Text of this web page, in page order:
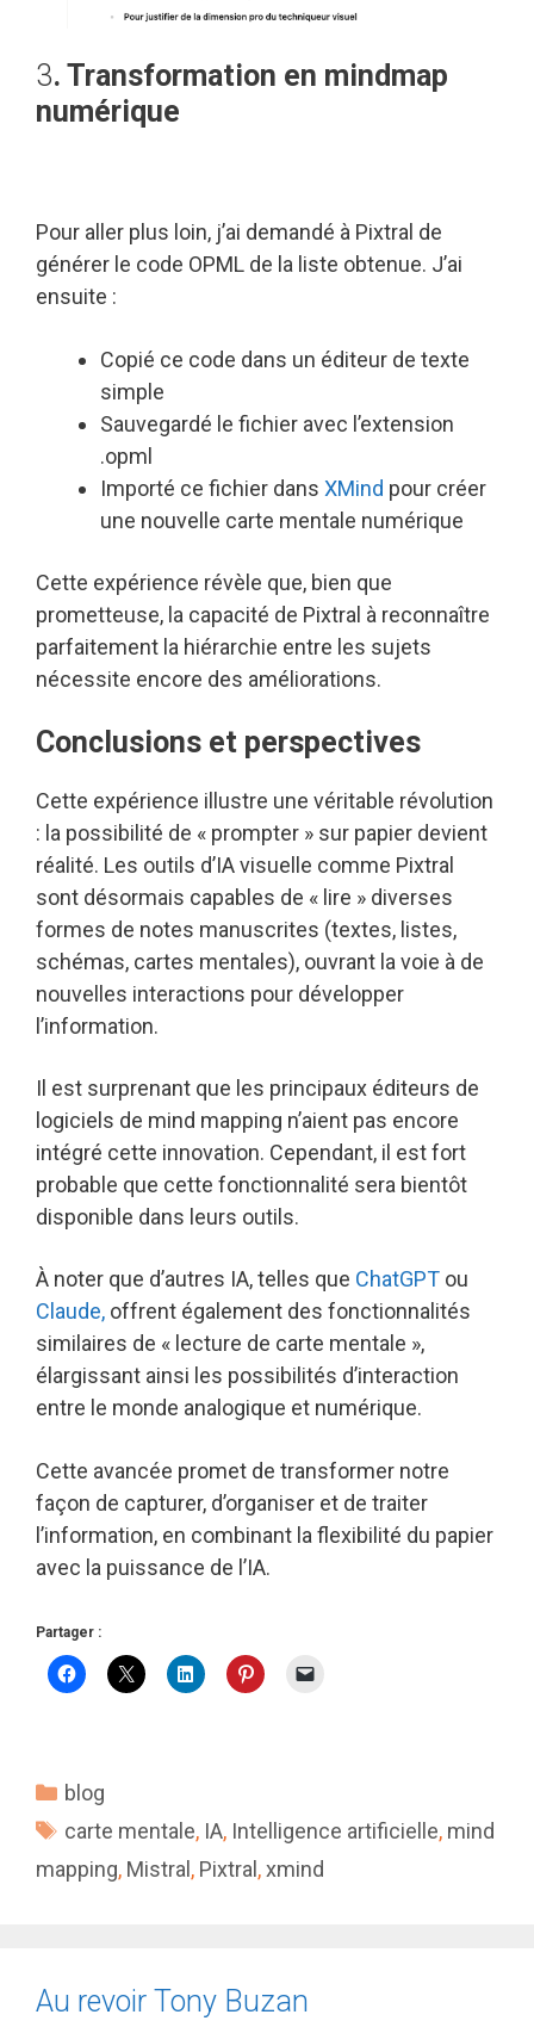
3. Transformation en mindmap
numérique
Pour aller plus loin, j’ai demandé à Pixtral de
générer le code OPML de la liste obtenue. J’ai
ensuite :
Copié ce code dans un éditeur de texte
simple
Sauvegardé le fichier avec l’extension
.opml
Importé ce fichier dans XMind pour créer
une nouvelle carte mentale numérique
Cette expérience révèle que, bien que
prometteuse, la capacité de Pixtral à reconnaître
parfaitement la hiérarchie entre les sujets
nécessite encore des améliorations.
Conclusions et perspectives
Cette expérience illustre une véritable révolution
: la possibilité de « prompter » sur papier devient
réalité. Les outils d’IA visuelle comme Pixtral
sont désormais capables de « lire » diverses
formes de notes manuscrites (textes, listes,
schémas, cartes mentales), ouvrant la voie à de
nouvelles interactions pour développer
l’information.
Il est surprenant que les principaux éditeurs de
logiciels de mind mapping n’aient pas encore
intégré cette innovation. Cependant, il est fort
probable que cette fonctionnalité sera bientôt
disponible dans leurs outils.
À noter que d’autres IA, telles que ChatGPT ou
Claude, offrent également des fonctionnalités
similaires de « lecture de carte mentale »,
élargissant ainsi les possibilités d’interaction
entre le monde analogique et numérique.
Cette avancée promet de transformer notre
façon de capturer, d’organiser et de traiter
l’information, en combinant la flexibilité du papier
avec la puissance de l’IA.
Partager :
Catégories
blog
Étiquettes
carte mentale, IA, Intelligence artificielle, mind
mapping, Mistral, Pixtral,xmind
Au revoir Tony Buzan